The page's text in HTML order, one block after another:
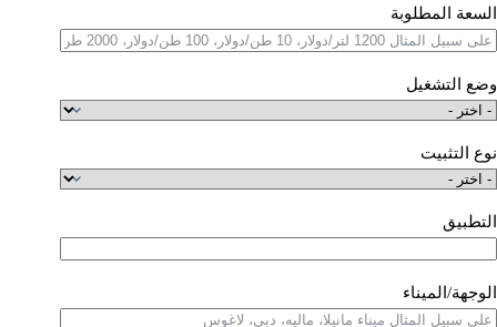
السعة المطلوبة
وضع التشغيل
نوع التثبيت
التطبيق
الوجهة/الميناء